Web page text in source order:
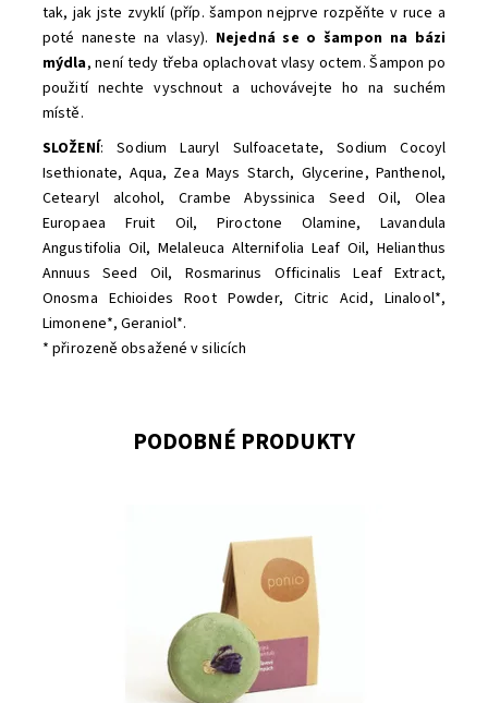
tak, jak jste zvyklí (příp. šampon nejprve rozpěňte v ruce a
poté naneste na vlasy). Nejedná se o šampon na bázi
mýdla, není tedy třeba oplachovat vlasy octem. Šampon po
použití nechte vyschnout a uchovávejte ho na suchém
místě.
SLOŽENÍ:Sodium Lauryl Sulfoacetate, Sodium Cocoyl
Isethionate, Aqua, Zea Mays Starch, Glycerine, Panthenol,
Cetearyl alcohol, Crambe Abyssinica Seed Oil, Olea
Europaea Fruit Oil, Piroctone Olamine, Lavandula
Angustifolia Oil, Melaleuca Alternifolia Leaf Oil, Helianthus
Annuus Seed Oil, Rosmarinus Officinalis Leaf Extract,
Onosma Echioides Root Powder, Citric Acid, Linalool*,
Limonene*, Geraniol*.
* přirozeně obsažené v silicích
PODOBNÉ PRODUKTY